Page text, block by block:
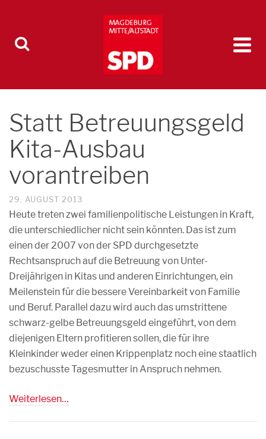
Statt Betreuungsgeld
Kita-Ausbau
vorantreiben
29. AUGUST 2013
Heute treten zwei familienpolitische Leistungen in Kraft,
die unterschiedlicher nicht sein könnten. Das ist zum
einen der 2007 von der SPD durchgesetzte
Rechtsanspruch auf die Betreuung von Unter-
Dreijährigen in Kitas und anderen Einrichtungen, ein
Meilenstein für die bessere Vereinbarkeit von Familie
und Beruf. Parallel dazu wird auch das umstrittene
schwarz-gelbe Betreuungsgeld eingeführt, von dem
diejenigen Eltern profitieren sollen, die für ihre
Kleinkinder weder einen Krippenplatz noch eine staatlich
bezuschusste Tagesmutter in Anspruch nehmen.
Weiterlesen…